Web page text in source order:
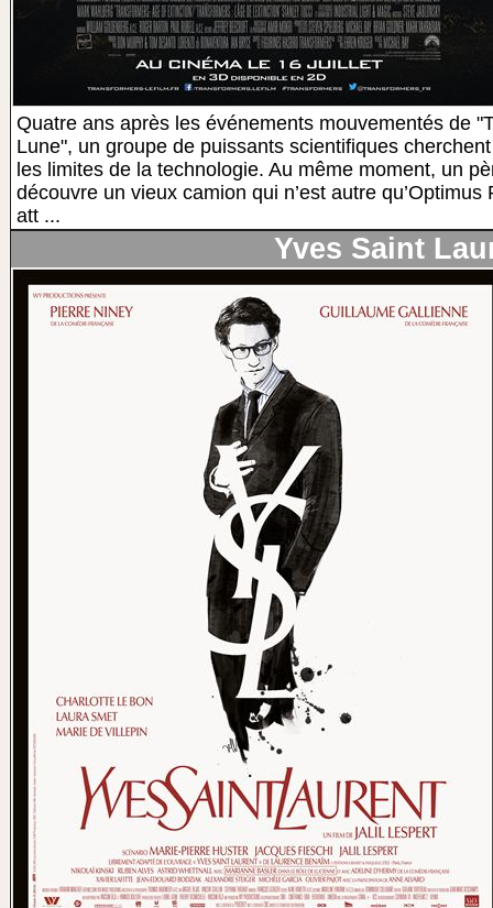
Quatre ans après les événements mouvementés de
Lune", un groupe de puissants scientifiques
les limites de la technologie. Au même moment, un
découvre un vieux camion qui n’est autre
att ...
Yves Saint